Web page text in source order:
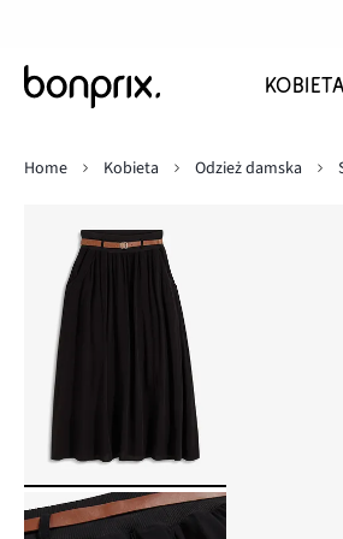
KOBIETA
Home
Kobieta Odzież damska